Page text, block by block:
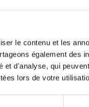
le contenu et les
également des
et d'analyse, qui
lors de votre
Gino Van Ossel
Digital
completely